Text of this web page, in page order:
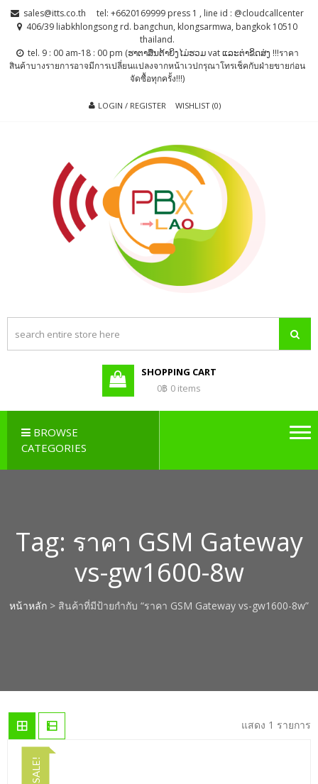
Skip
Skip sales@itts.co.th
tel: +6620169999 press 1 , line id : @cloudcallcenter
406/39 liabkhlongsong rd. bangchun, klongsarmwa, bangkok 10510
thailand.
tel. 9 : 00 am-18 : 00 pm (ຮາຕາສຶນຕ້າຍິງໄມ່ຮວມ vat ແລະຕ່າຂິດສ່ງ !!!ราคา
สินค้าบางรายการอาจมีการเปลี่ยนแปลงจากหน้าเวปกรุณาโทรเช็คกับฝ่ายขายก่อน
จัดซื้อทุกครั้ง!!!)
LOGIN / REGISTER WISHLIST (0)
PBX LAO, IP-
PBX LAO,
PABX LAO,
NETWORK
SHOPPING CART
0฿ 0 items
BROWSE
CATEGORIES
Tag: ราคา GSM Gateway
vs-gw1600-8w
หน้าหลัก > สินค้าที่มีป้ายกำกับ “ราคา GSM Gateway vs-gw1600-8w”
แสดง 1 รายการ
SALE!